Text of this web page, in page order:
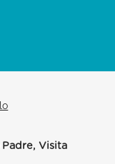
Padre, Visita